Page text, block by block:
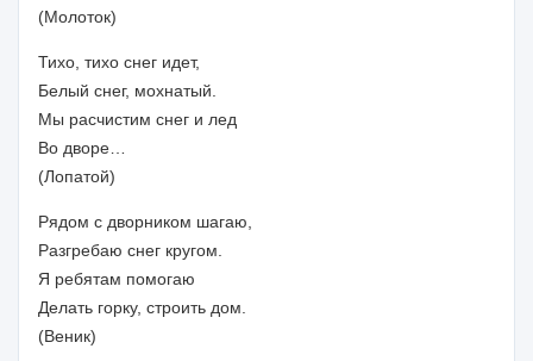
(Молоток)
Тихо, тихо снег идет,
Белый снег, мохнатый.
Мы расчистим снег и лед
Во дворе…
(Лопатой)
Рядом с дворником шагаю,
Разгребаю снег кругом.
Я ребятам помогаю
Делать горку, строить дом.
(Веник)